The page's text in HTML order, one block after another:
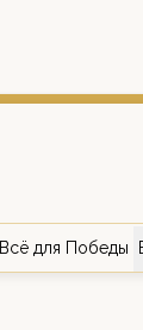
Всё для Победы